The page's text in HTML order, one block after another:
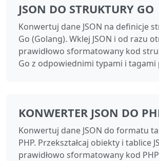
JSON DO STRUKTURY GO
Konwertuj dane JSON na definicje
Go (Golang). Wklej JSON i od razu
prawidłowo sformatowany kod
Go z odpowiednimi typami i tagami
KONWERTER JSON DO
Konwertuj dane JSON do formatu
PHP. Przekształcaj obiekty i tablice
prawidłowo sformatowany kod